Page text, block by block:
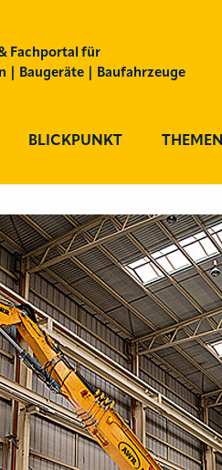
Fachportal für
| Baugeräte | Baufahrzeuge
BLICKPUNKT THEMEN